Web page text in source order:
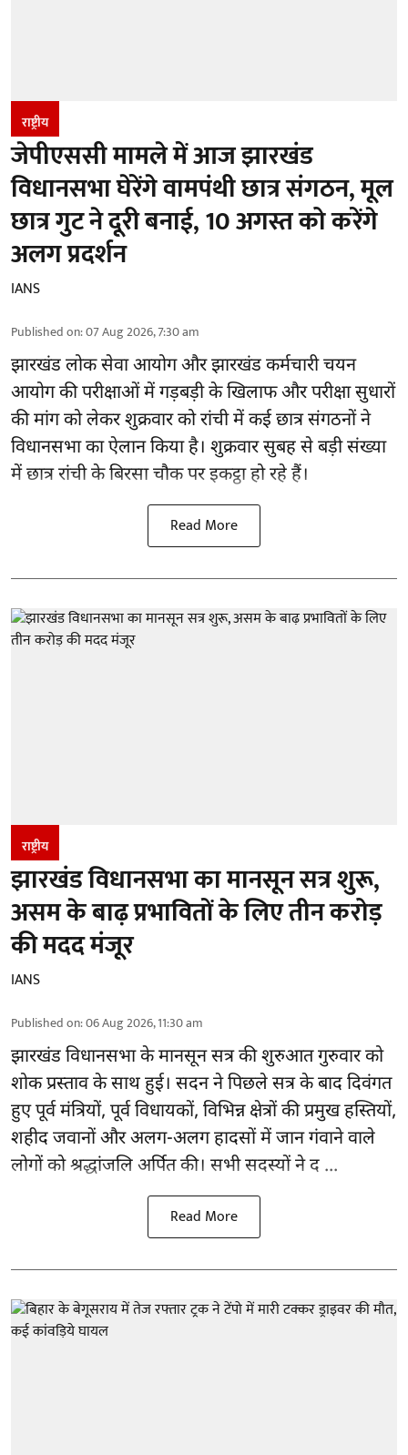
राष्ट्रीय
जेपीएससी मामले में आज झारखंड
विधानसभा घेरेंगे वामपंथी छात्र संगठन, मूल
छात्र गुट ने दूरी बनाई, 10 अगस्त को करेंगे
अलग प्रदर्शन
IANS
Published on:07 Aug 2026, 7:30 am
झारखंडलोक सेवा आयोग और झारखंड कर्मचारी चयन
आयोग की परीक्षाओं में गड़बड़ी के खिलाफ और परीक्षा सुधारों
की मांग को लेकर शुक्रवार को रांची में कई छात्र संगठनों ने
विधानसभा का ऐलान किया है। शुक्रवार सुबह से बड़ी संख्या
में छात्र रांची के बिरसा चौक पर इकट्ठा हो रहे हैं।
Read More
राष्ट्रीय
झारखंड विधानसभा का मानसून सत्र शुरू,
असम के बाढ़ प्रभावितों के लिए तीन करोड़
की मदद मंजूर
IANS
Published on:06 Aug 2026, 11:30 am
झारखंडविधानसभा के मानसून सत्र की शुरुआत गुरुवार को
शोक प्रस्ताव के साथ हुई। सदन ने पिछले सत्र के बाद दिवंगत
हुए पूर्व मंत्रियों, पूर्व विधायकों, विभिन्न क्षेत्रों की प्रमुख हस्तियों,
शहीद जवानों और अलग-अलग हादसों में जान गंवाने वाले
लोगों को श्रद्धांजलि अर्पित की। सभी सदस्यों ने द ...
Read More